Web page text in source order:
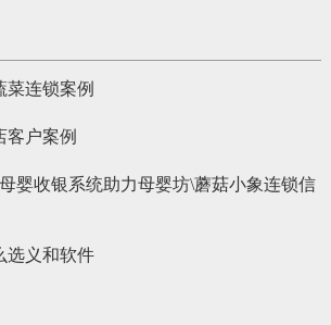
菜连锁案例
客户案例
婴收银系统助力母婴坊\蘑菇小象连锁信
选义和软件